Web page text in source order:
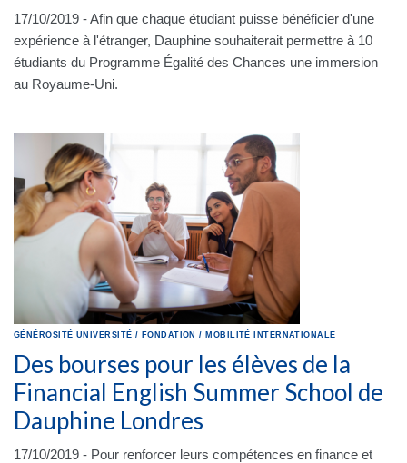
17/10/2019 - Afin que chaque étudiant puisse bénéficier d'une
expérience à l'étranger, Dauphine souhaiterait permettre à 10
étudiants du Programme Égalité des Chances une immersion
au Royaume-Uni.
GÉNÉROSITÉ UNIVERSITÉ / FONDATION / MOBILITÉ INTERNATIONALE
Des bourses pour les élèves de la
Financial English Summer School de
Dauphine Londres
17/10/2019 - Pour renforcer leurs compétences en finance et